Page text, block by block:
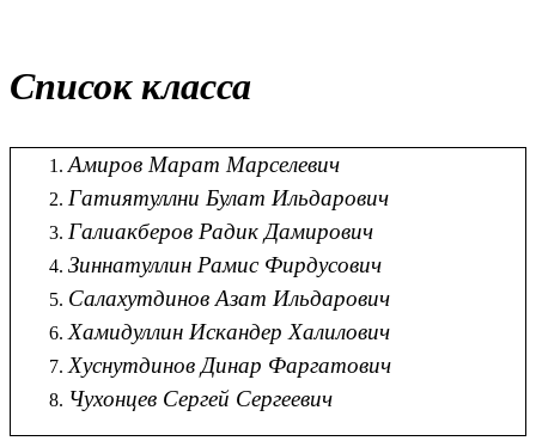
Список класса
Амиров Марат Марселевич
Гатиятуллни Булат Ильдарович
Галиакберов Радик Дамирович
Зиннатуллин Рамис Фирдусович
Салахутдинов Азат Ильдарович
Хамидуллин Искандер Халилович
Хуснутдинов Динар Фаргатович
Чухонцев Сергей Сергеевич